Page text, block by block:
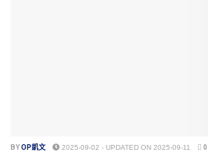
BYOP凱文 2025-09-02 - UPDATED ON 2025-09-11 0